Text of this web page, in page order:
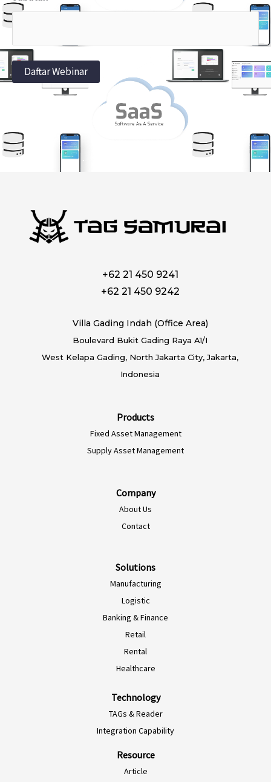
+62 21 450 9241
+62 21 450 9242
Villa Gading Indah (Office Area)
Boulevard Bukit Gading Raya A1/I
West Kelapa Gading, North Jakarta City, Jakarta,
Indonesia
Products
Fixed Asset Management
Supply Asset Management
Company
About Us
Contact
Solutions
Manufacturing
Logistic
Banking & Finance
Retail
Rental
Healthcare
Technology
TAGs & Reader
Integration Capability
Resource
Article